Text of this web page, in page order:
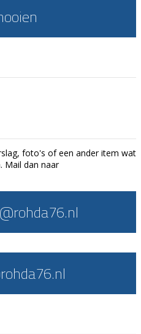
foto's of een ander item wat
Mail dan naar